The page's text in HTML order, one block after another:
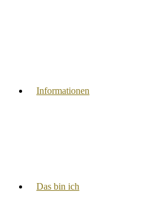
Informationen
Das bin ich